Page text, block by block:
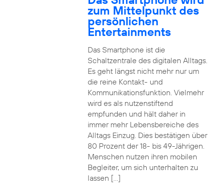
zum Mittelpunkt des
persönlichen
Entertainments
Das Smartphone ist die
Schaltzentrale des digitalen Alltags.
Es geht längst nicht mehr nur um
die reine Kontakt- und
Kommunikationsfunktion. Vielmehr
wird es als nutzenstiftend
empfunden und hält daher in
immer mehr Lebensbereiche des
Alltags Einzug. Dies bestätigen über
80 Prozent der 18- bis 49-Jährigen.
Menschen nutzen ihren mobilen
Begleiter, um sich unterhalten zu
lassen […]